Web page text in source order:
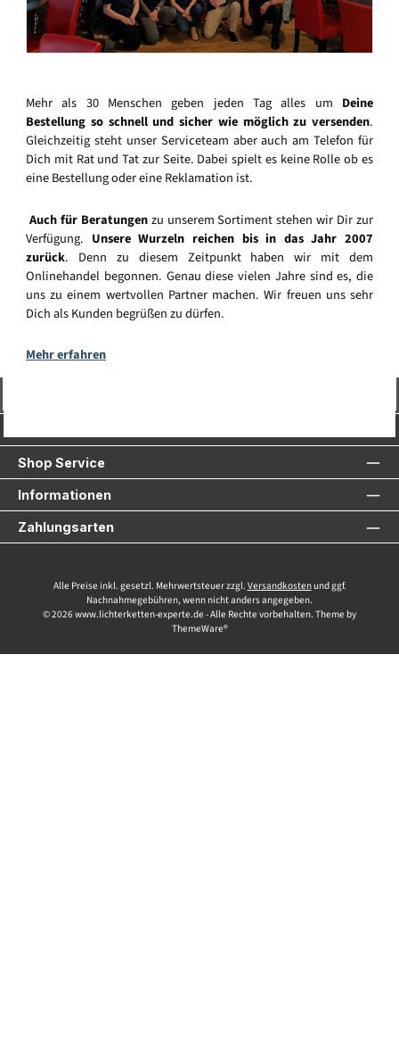
Mehr als 30 Menschen geben jeden Tag alles um Deine
Bestellung so schnell und sicher wie möglich zu versenden.
Gleichzeitig steht unser Serviceteam aber auch am Telefon für
Dich mit Rat und Tat zur Seite. Dabei spielt es keine Rolle ob es
eine Bestellung oder eine Reklamation ist.
Auch für Beratungenzu unserem Sortiment stehen wir Dir zur
Verfügung. Unsere Wurzeln reichen bis in das Jahr 2007
zurück. Denn zu diesem Zeitpunkt haben wir mit dem
Onlinehandel begonnen. Genau diese vielen Jahre sind es, die
uns zu einem wertvollen Partner machen. Wir freuen uns sehr
Dich als Kunden begrüßen zu dürfen.
Mehr erfahren
Shop Service
Informationen
Zahlungsarten
Alle Preise inkl. gesetzl. Mehrwertsteuer zzgl. Versandkostenund ggf.
Nachnahmegebühren, wenn nicht anders angegeben.
© 2026 www.lichterketten-experte.de - Alle Rechte vorbehalten. Theme by
ThemeWare®